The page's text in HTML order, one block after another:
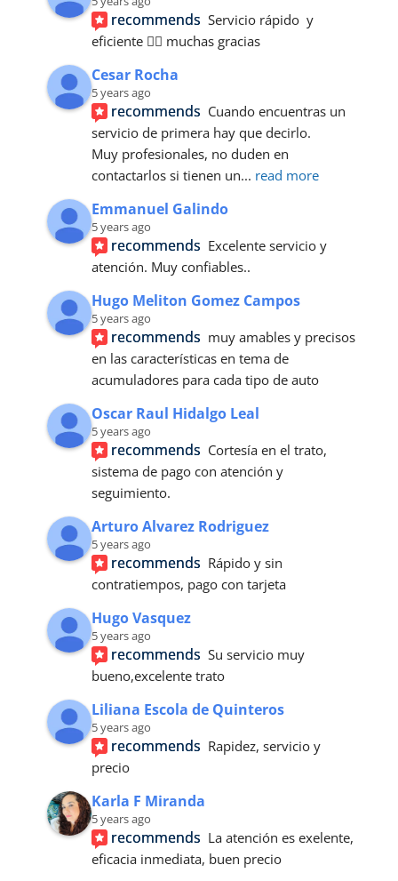
recommends Servicio rápido  y
eficiente 👍🏼 muchas gracias
Cesar Rocha
5 years ago
recommends Cuando encuentras un
servicio de primera hay que decirlo.
Muy profesionales, no duden en
contactarlos si tienen un... read more
Emmanuel Galindo
5 years ago
recommends Excelente servicio y
atención. Muy confiables..
Hugo Meliton Gomez Campos
5 years ago
recommends muy amables y precisos
en las características en tema de
acumuladores para cada tipo de auto
Oscar Raul Hidalgo Leal
5 years ago
recommends Cortesía en el trato,
sistema de pago con atención y
seguimiento.
Arturo Alvarez Rodriguez
5 years ago
recommends Rápido y sin
contratiempos, pago con tarjeta
Hugo Vasquez
5 years ago
recommends Su servicio muy
bueno,excelente trato
Liliana Escola de Quinteros
5 years ago
recommends Rapidez, servicio y
precio
Karla F Miranda
5 years ago
recommends La atención es exelente,
eficacia inmediata, buen precio